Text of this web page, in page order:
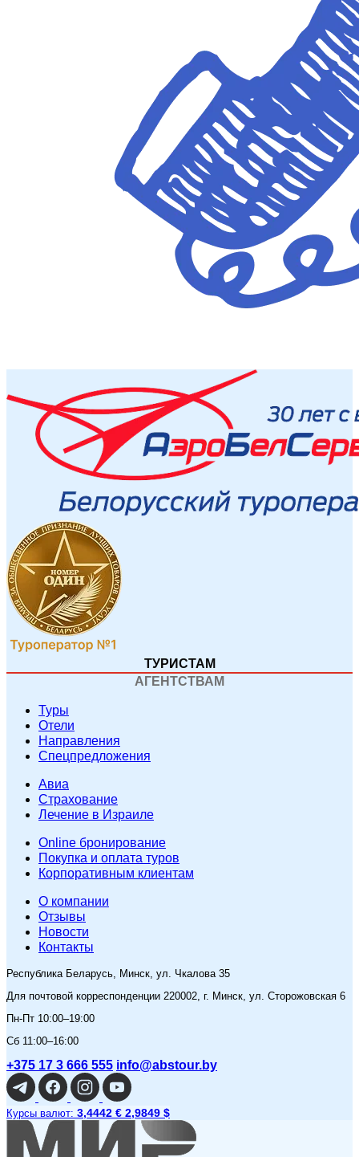
ТУРИСТАМ
АГЕНТСТВАМ
Туры
Отели
Направления
Спецпредложения
Авиа
Страхование
Лечение в Израиле
Online бронирование
Покупка и оплата туров
Корпоративным клиентам
O компании
Отзывы
Новости
Контакты
Республика Беларусь, Минск, ул. Чкалова 35
Для почтовой корреспонденции 220002, г. Минск, ул. Сторожовская 6
Пн-Пт 10:00–19:00
Сб 11:00–16:00
+375 17 3 666 555 info@abstour.by
Курсы валют: 3,4442 € 2,9849 $